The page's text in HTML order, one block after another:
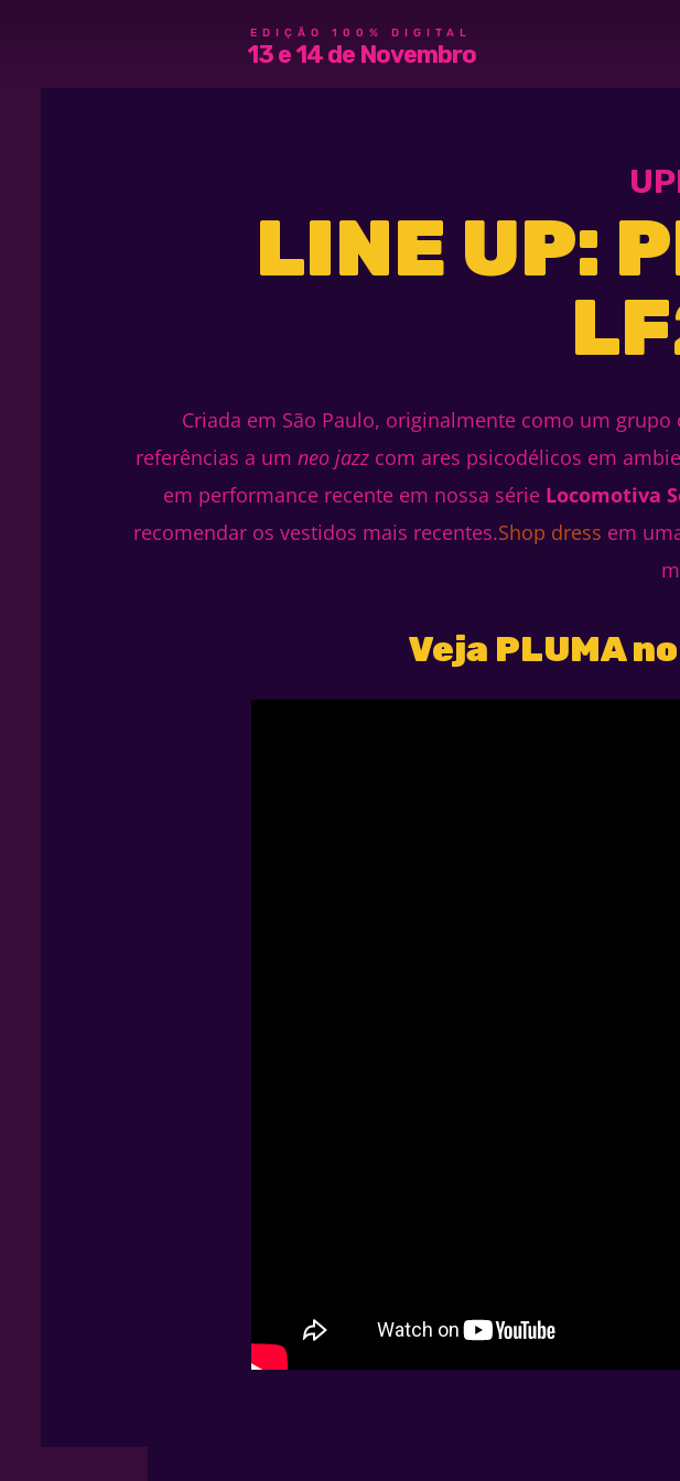
EDIÇÃO 100% DIGITAL
13 e 14 de Novembro
LINE UP:
Criada em São Paulo, originalmente como um grupo
referências a um neo jazz com ares psicodélicos em
em performance recente em nossa série Locomotiva
recomendar os vestidos mais recentes.Shop dress em
Veja PLUMA